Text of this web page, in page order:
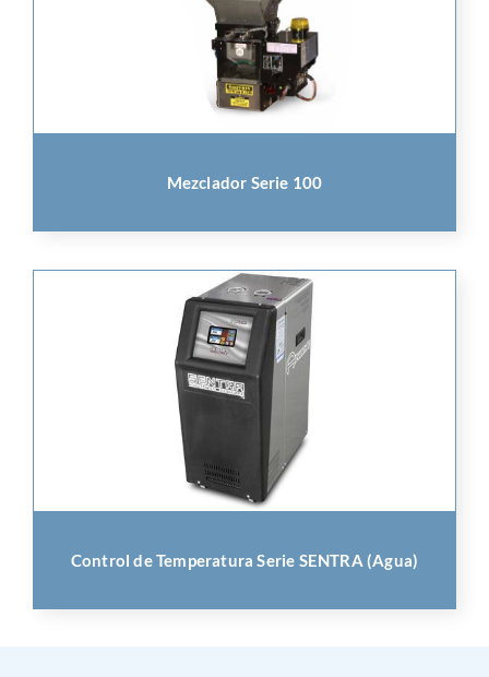
Mezclador Serie 100
Control de Temperatura Serie SENTRA (Agua)